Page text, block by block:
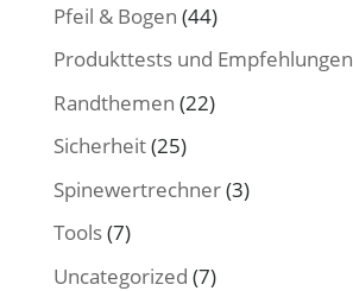
Pfeil & Bogen (44)
Produkttests und Empfehlungen
Randthemen (22)
Sicherheit(25)
Spinewertrechner(3)
Tools(7)
Uncategorized (7)